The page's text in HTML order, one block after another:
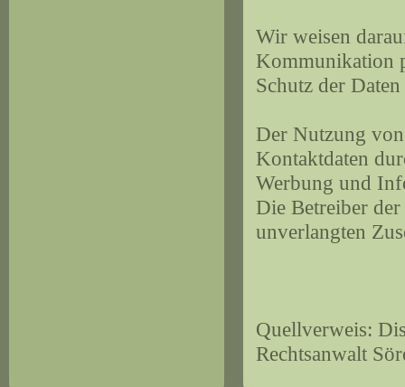
Wir weisen
Kommunikation
Schutz der
Der Nutzung
Kontaktdaten
Werbung und
Die Betreiber
unverlangten
Quellverweis:
Rechtsanwalt